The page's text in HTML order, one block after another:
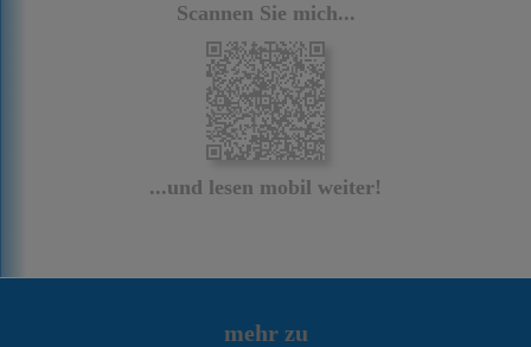
Scannen Sie mich...
...und lesen mobil weiter!
mehr zu